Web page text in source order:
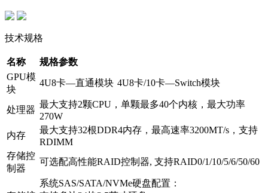
技术规格
名称
规格参数
GPU模
块
4U8卡—直通模块 4U8卡/10卡—Switch模块
处理器
最大支持2颗CPU，单颗最多40个内核，最大功率
270W
内存
最大支持32根DDR4内存，最高速率3200MT/s，支持
RDIMM
存储控
制器
可选配高性能RAID控制器, 支持RAID0/1/10/5/6/50/60
系统SAS/SATA/NVMe硬盘配置：